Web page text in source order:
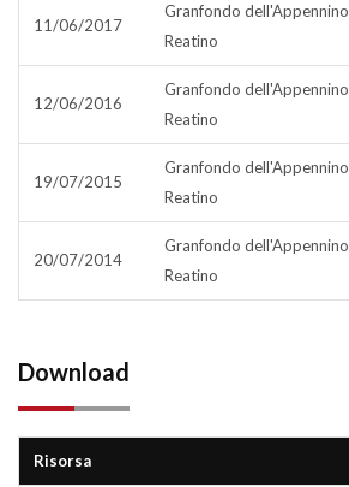
11/06/2017
Granfondo dell'Appennino
Reatino
12/06/2016
Granfondo dell'Appennino
Reatino
19/07/2015
Granfondo dell'Appennino
Reatino
20/07/2014
Granfondo dell'Appennino
Reatino
Download
Risorsa